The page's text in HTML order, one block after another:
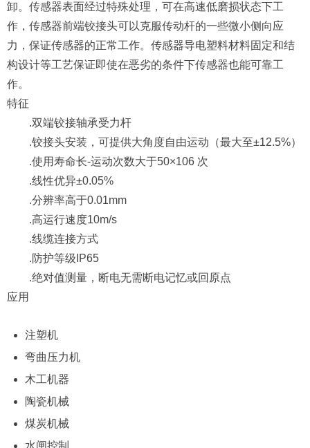
卸。传感器表面经过特殊处理，可在高速低磨损状态下工
作，传感器前端铰接头可以克服传动杆的一些微小侧向应
力，保证传感器的正常工作。传感器导电塑料材料固定和结
构设计等工艺保证即使在恶劣的条件下传感器也能可靠工
作。
特征
.双端铰接轴承受力杆
.铰接头安装，可提供大角度自由运动（最大至±12.5%）
.使用寿命长-运动次数大于50×106 次
.线性优异±0.05%
.分辨率高于0.01mm
.高运行速度10m/s
.线缆连接方式
.防护等级IP65
.绝对值测量，断电无需断电记忆或回原点
应用
注塑机
弯曲压力机
木工机器
陶瓷机械
煤炭机械
水闸控制